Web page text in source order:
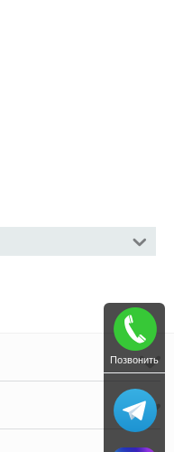
Позвонить